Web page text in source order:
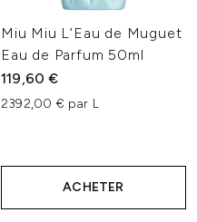
Miu Miu L’Eau de Muguet
Eau de Parfum 50ml
119,60 €
2392,00 € par L
ACHETER